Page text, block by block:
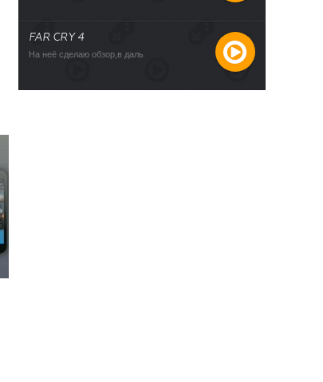
FAR CRY 4
На неё сделаю обзор,в даль